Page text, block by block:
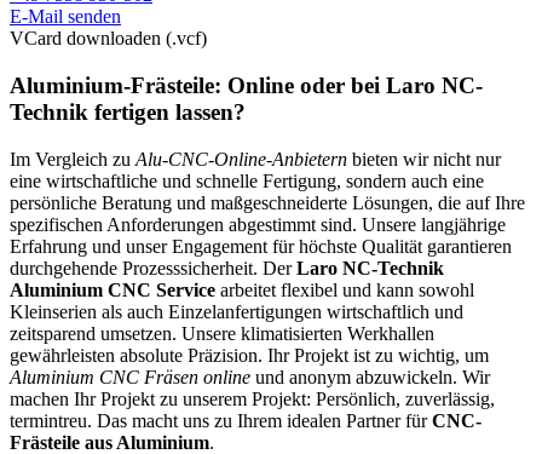
E-Mail senden
VCard downloaden (.vcf)
Aluminium-Frästeile: Online oder bei Laro NC-
Technik fertigen lassen?
Im Vergleich zu Alu-CNC-Online-Anbietern bieten wir nicht nur
eine wirtschaftliche und schnelle Fertigung, sondern auch eine
persönliche Beratung und maßgeschneiderte Lösungen, die auf Ihre
spezifischen Anforderungen abgestimmt sind. Unsere langjährige
Erfahrung und unser Engagement für höchste Qualität garantieren
durchgehende Prozesssicherheit. DerLaro NC-Technik
Aluminium CNC Service arbeitet flexibel und kann sowohl
Kleinserien als auch Einzelanfertigungen wirtschaftlich und
zeitsparend umsetzen. Unsere klimatisierten Werkhallen
gewährleisten absolute Präzision. Ihr Projekt ist zu wichtig, um
Aluminium CNC Fräsen online und anonym abzuwickeln. Wir
machen Ihr Projekt zu unserem Projekt: Persönlich, zuverlässig,
termintreu. Das macht uns zu Ihrem idealen Partner fürCNC-
Frästeile aus Aluminium.